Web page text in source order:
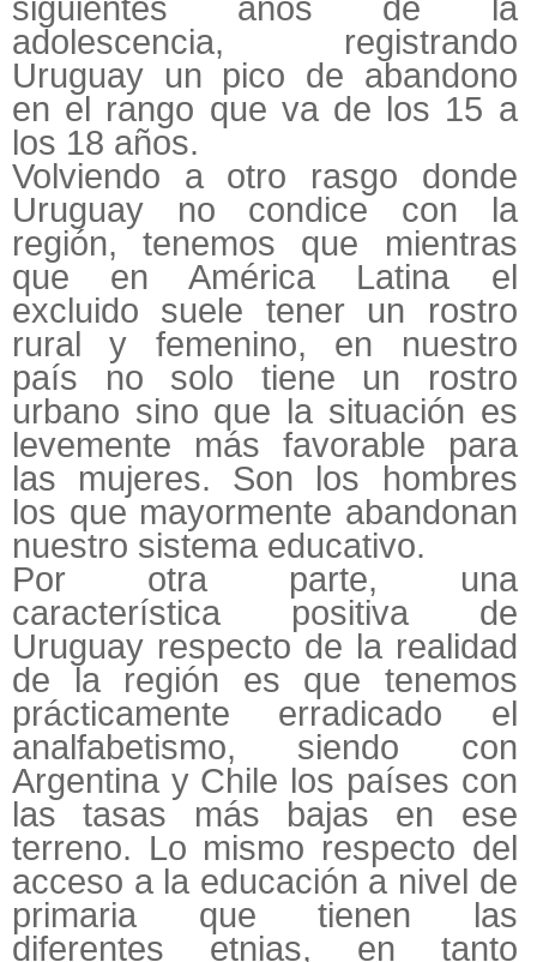
siguientes años de la
adolescencia, registrando
Uruguay un pico de abandono
en el rango que va de los 15 a
los 18 años.
Volviendo a otro rasgo donde
Uruguay no condice con la
región, tenemos que mientras
que en América Latina el
excluido suele tener un rostro
rural y femenino, en nuestro
país no solo tiene un rostro
urbano sino que la situación es
levemente más favorable para
las mujeres. Son los hombres
los que mayormente abandonan
nuestro sistema educativo.
Por otra parte, una
característica positiva de
Uruguay respecto de la realidad
de la región es que tenemos
prácticamente erradicado el
analfabetismo, siendo con
Argentina y Chile los países con
las tasas más bajas en ese
terreno. Lo mismo respecto del
acceso a la educación a nivel de
primaria que tienen las
diferentes etnias, en tanto